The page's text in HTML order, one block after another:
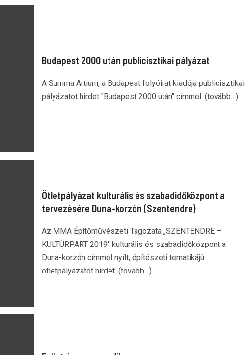
Budapest 2000 után publicisztikai pályázat
A Summa Artium, a Budapest folyóirat kiadója publicisztikai
pályázatot hirdet "Budapest 2000 után" címmel. (tovább…)
Ötletpályázat kulturális és szabadidőközpont a
tervezésére Duna-korzón (Szentendre)
Az MMA Építőművészeti Tagozata „SZENTENDRE –
KULTÚRPART 2019" kulturális és szabadidőközpont a
Duna-korzón címmel nyílt, építészeti tematikájú
ötletpályázatot hirdet. (tovább…)